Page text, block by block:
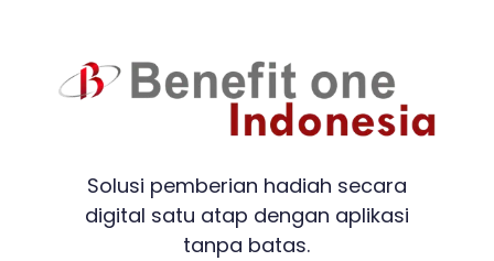
Solusi pemberian hadiah secara
digital satu atap dengan aplikasi
tanpa batas.